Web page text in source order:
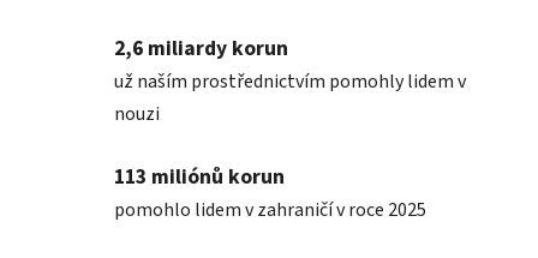
2,6 miliardy korun
už naším prostřednictvím pomohly lidem v
nouzi
113 miliónů korun
pomohlo lidem v zahraničí v roce 2025